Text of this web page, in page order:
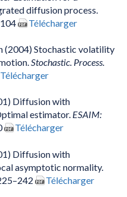
diffusion process.
Télécharger
(2004) Stochastic volatility
Stochastic. Process.
Télécharger
Diffusion with
estimator. ESAIM:
Télécharger
Diffusion with
asymptotic normality.
Télécharger